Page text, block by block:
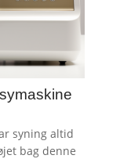
syning altid
bag denne